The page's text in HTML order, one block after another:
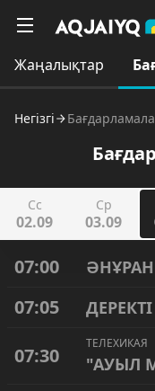
Жаңалықтар
Негізгі
Сс
02.09
Ср
03.09
07:00 ӘНҰРАН
07:05
07:30
ТЕЛЕХИКАЯ
"АУЫЛ